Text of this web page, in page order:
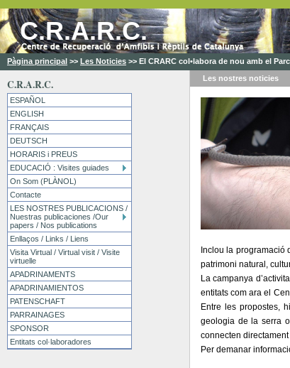
C.R.A.R.C.
Pàgina principal >> Les Noticies >> El CRARC col•labora de nou amb el
C.R.A.R.C.
ESPAÑOL
ENGLISH
FRANÇAIS
DEUTSCH
HORARIS i PREUS
EDUCACIÓ : Visites guiades
On Som (PLÀNOL)
Contacte
LES NOSTRES PUBLICACIONS /
Nuestras publicaciones /Our
papers / Nos publications
Enllaços / Links / Liens
Visita Virtual / Virtual visit / Visite
virtuelle
APADRINAMENTS
APADRINAMIENTOS
PATENSCHAFT
PARRAINAGES
SPONSOR
Entitats col·laboradores
Les nostres noticies
Inclou la programació
patrimoni natural,
La campanya
entitats com ara el
Entre les propostes,
geologia de la serra
connecten
Per demanar